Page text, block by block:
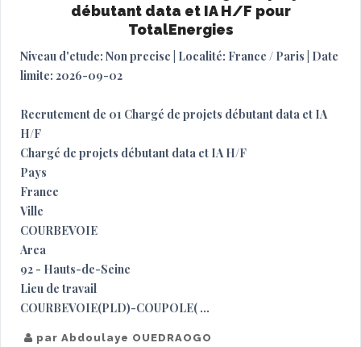
débutant data et IA H/F pour
TotalEnergies
Niveau d'etude: Non precise | Localité: France / Paris | Date
limite: 2026-09-02
Recrutement de 01 Chargé de projets débutant data et IA
H/F
Chargé de projets débutant data et IA H/F
Pays
France
Ville
COURBEVOIE
Area
92 - Hauts-de-Seine
Lieu de travail
COURBEVOIE(PLD)-COUPOLE( ...
par Abdoulaye OUEDRAOGO